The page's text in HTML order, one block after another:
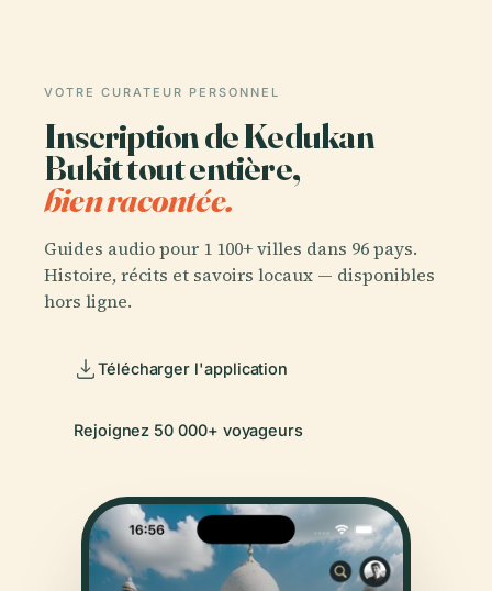
VOTRE CURATEUR PERSONNEL
Inscription de Kedukan
Bukit tout entière,
bien racontée.
Guides audio pour 1 100+ villes dans 96 pays.
Histoire, récits et savoirs locaux — disponibles
hors ligne.
Télécharger l'application
Rejoignez 50 000+ voyageurs